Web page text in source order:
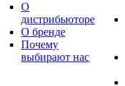
О
дистрибьюторе
О бренде
Почему
выбирают нас